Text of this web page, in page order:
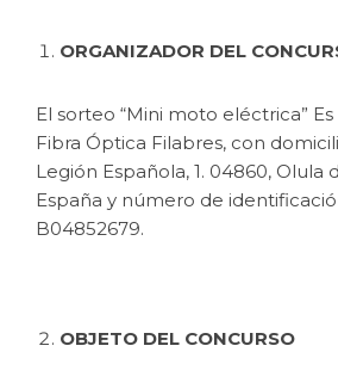
ORGANIZADOR DEL
El sorteo “Mini moto eléctrica”
Fibra Óptica Filabres, con
Legión Española, 1. 04860, Olula
España y número de
B04852679.
OBJETO DEL CONCURSO